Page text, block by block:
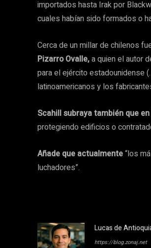
importados hasta Irak por
cuales habían sido formados o
Cerca de un millar de chilenos
Pizarro Ovalle,a quien el autor
para el ejército estadounidense
latinoamericanos y los
Scahill subraya también que
protegiendo edificios o
Añade que actualmente“los
luchadores”.
Lucas de
https://blog.zonaj.net